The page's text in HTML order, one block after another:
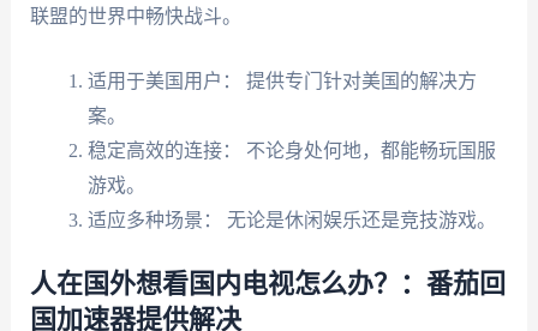
联盟的世界中畅快战斗。
适用于美国用户： 提供专门针对美国的解决方
案。
稳定高效的连接： 不论身处何地，都能畅玩国服
游戏。
适应多种场景： 无论是休闲娱乐还是竞技游戏。
人在国外想看国内电视怎么办？：番茄回
国加速器提供解决